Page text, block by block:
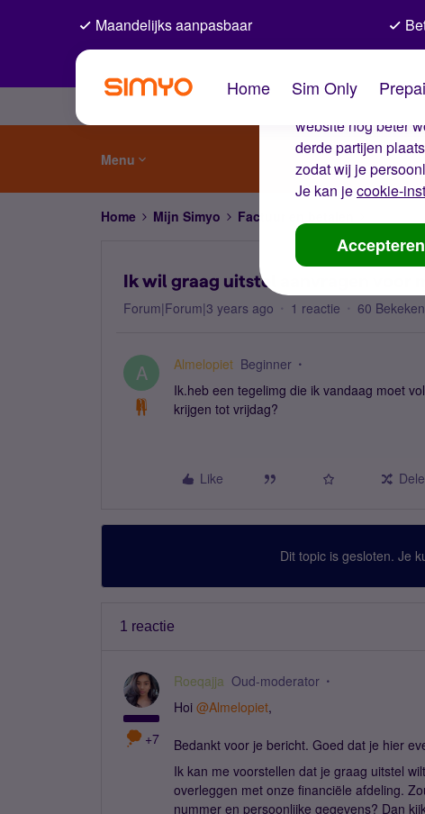
De
Wij gebruiken
website nog beter
derde partijen
zodat wij je
Je kan jecookie-
Accepteren
Maandelijks aanpasbaar
Home Sim Only
Menu
Home Mijn Simyo Factuur en betalen
Ik wil graag uitstel aanvragen voor
Forum|Forum|3 years ago 1 reactie 60 Bekeken
A Almelopiet Beginner
Ik.heb een tegelimg die ik vandaag moet
krijgen tot vrijdag?
Like
Dit topic is gesloten. Je
1 reactie
+7
Roeqajja Oud-moderator
Hoi @Almelopiet,
Bedankt voor je bericht. Goed dat je hier
Ik kan me voorstellen dat je graag uitstel
overleggen met onze financiële afdeling.
nummer en persoonlijke gegevens? Dan